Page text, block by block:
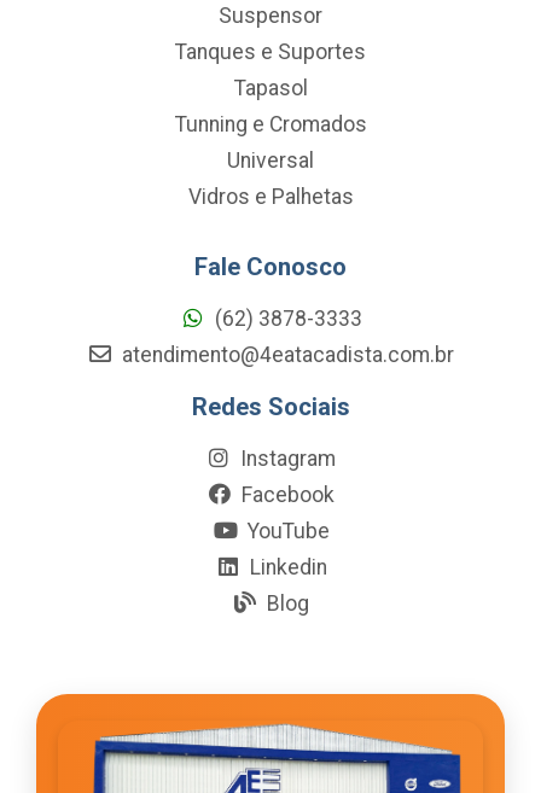
Suspensor
Tanques e Suportes
Tapasol
Tunning e Cromados
Universal
Vidros e Palhetas
Fale Conosco
(62) 3878-3333
atendimento@4eatacadista.com.br
Redes Sociais
Instagram
Facebook
YouTube
Linkedin
Blog